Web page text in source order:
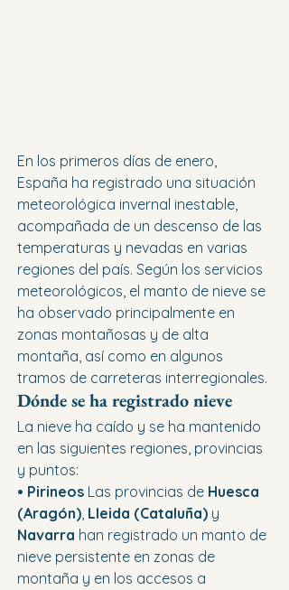
En los primeros días de enero,
España ha registrado una situación
meteorológica invernal inestable,
acompañada de un descenso de las
temperaturas y nevadas en varias
regiones del país. Según los servicios
meteorológicos, el manto de nieve se
ha observado principalmente en
zonas montañosas y de alta
montaña, así como en algunos
tramos de carreteras interregionales.
Dónde se ha registrado nieve
La nieve ha caído y se ha mantenido
en las siguientes regiones, provincias
y puntos:
• Pirineos Las provincias de Huesca
(Aragón), Lleida (Cataluña) y
Navarra han registrado un manto de
nieve persistente en zonas de
montaña y en los accesos a